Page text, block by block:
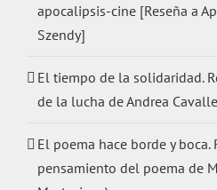
apocalipsis-cine [Reseña a
Szendy]
El tiempo de la solidaridad.
de la lucha de Andrea
El poema hace borde y boca.
pensamiento del poema de